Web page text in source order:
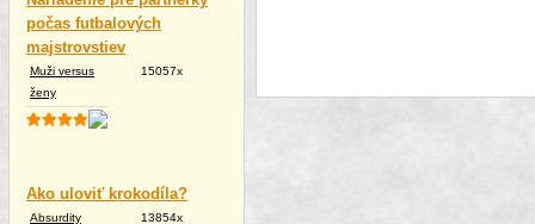
počas futbalových
majstrovstiev
Muži versus
ženy
15057x
Ako uloviť krokodíla?
Absurdity 13854x